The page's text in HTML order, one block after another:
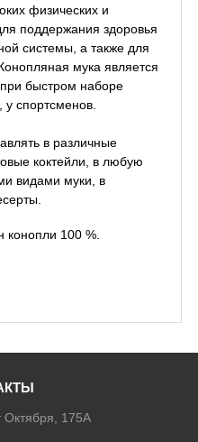
физических и
поддержания здоровья
системы, а также для
мука является
быстром наборе
спортсменов.
в различные
коктейли, в любую
видами муки, в
конопли 100 %.
Октября, 175А